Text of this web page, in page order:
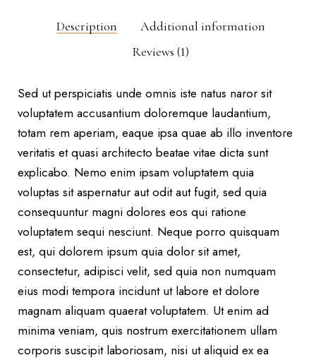
Description
Additional information
Reviews (1)
Sed ut perspiciatis unde omnis iste natus naror sit
voluptatem accusantium doloremque laudantium,
totam rem aperiam, eaque ipsa quae ab illo inventore
veritatis et quasi architecto beatae vitae dicta sunt
explicabo. Nemo enim ipsam voluptatem quia
voluptas sit aspernatur aut odit aut fugit, sed quia
consequuntur magni dolores eos qui ratione
voluptatem sequi nesciunt. Neque porro quisquam
est, qui dolorem ipsum quia dolor sit amet,
consectetur, adipisci velit, sed quia non numquam
eius modi tempora incidunt ut labore et dolore
magnam aliquam quaerat voluptatem. Ut enim ad
minima veniam, quis nostrum exercitationem ullam
corporis suscipit laboriosam, nisi ut aliquid ex ea